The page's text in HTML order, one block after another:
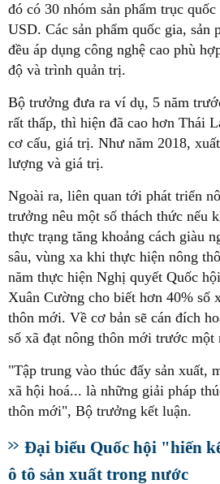
đó có 30 nhóm sản phẩm trục
USD. Các sản phẩm quốc gia, sản
đều áp dụng công nghệ cao phù
độ và trình quản trị.
Bộ trưởng đưa ra ví dụ, 5 năm
rất thấp, thì hiện đã cao hơn Thái
cơ cấu, giá trị. Như năm 2018,
lượng và giá trị.
Ngoài ra, liên quan tới phát triển
trưởng nêu một số thách thức nếu
thực trạng tăng khoảng cách giàu
sâu, vùng xa khi thực hiện nông
năm thực hiện Nghị quyết Quốc
Xuân Cường cho biết hơn 40% số
thôn mới. Về cơ bản sẽ cán đích
số xã đạt nông thôn mới trước một
"Tập trung vào thúc đẩy sản xuất,
xã hội hoá... là những giải pháp
thôn mới", Bộ trưởng kết luận.
Đại biểu Quốc hội "hiến
ô tô sản xuất trong nước